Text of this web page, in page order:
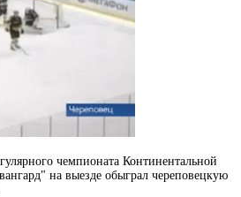
чемпионата Континентальной
на выезде обыграл череповецкую